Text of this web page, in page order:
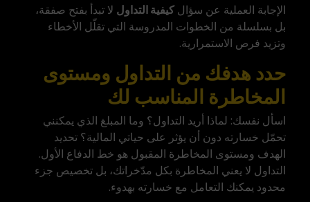
الإجابة العملية عن سؤال كيفية التداول لا تبدأ بفتح صفقة،
بل بسلسلة من الخطوات المدروسة التي تقلّل الأخطاء
وتزيد فرص الاستمرارية.
حدد هدفك من التداول ومستوى
المخاطرة المناسب لك
اسأل نفسك: لماذا أريد التداول؟ وما المبلغ الذي يمكنني
تحمّل خسارته دون أن يؤثر على حياتي المالية؟ تحديد
الهدف ومستوى المخاطرة المقبول هو خط الدفاع الأول.
التداول لا يعني المخاطرة بكل مدّخراتك، بل تخصيص جزء
محدود يمكنك التعامل مع خسارته بهدوء.